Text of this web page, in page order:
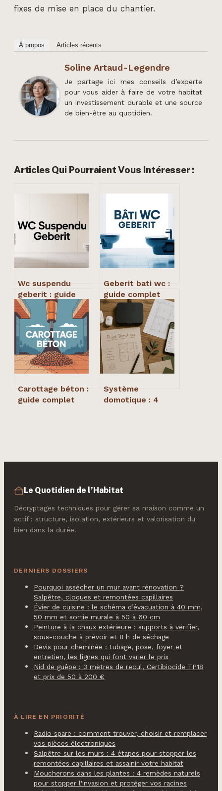
fixes de mise en place du chantier.
À propos Articles récents
Soline Artaud-Legendre
Je partage ici mes conseils d’experte
pour vous aider à faire de votre habitat
un investissement durable et une source
de bien-être au quotidien.
Articles Qui Pourraient Vous Intéresser :
Wc suspendu
geberit : guide
complet pour bien
choisir et poser
Geberit bati wc :
guide complet
pour bien choisir
et bien poser
Carottage béton :
guide complet
Système
domotique : 4
Le Quotidien de l’Habitat
Décryptages techniques pour gérer sa maison comme un
actif : structure, isolation, extérieurs et valorisation du
bien dans la durée.
DERNIERS DOSSIERS
Pourquoi assécher un mur avant rénovation ?
Salpêtre, cloques et remontées capillaires
Évier de cuisine : le schéma d’évacuation à 40 mm,
50 mm et sortie murale à 50 à 60 cm
Peinture à la chaux extérieure : supports à vérifier,
sous-couche à prévoir et 8 h de séchage
Devis pour cheminée : tubage, pose, foyer et
entretien, les lignes qui font varier le prix
Nid de guêpe : 3 mètres de recul, Certibiocide TP18
et prix de 50 à 200 €
À LIRE EN PRIORITÉ
Radio spare : comment trouver, choisir et remplacer
vos pièces électroniques
Salpêtre sur les murs : 4 étapes pour stopper les
remontées capillaires et assainir votre habitat
Moucherons dans les plantes : 4 remèdes naturels
pour stopper l'invasion et protéger vos racines